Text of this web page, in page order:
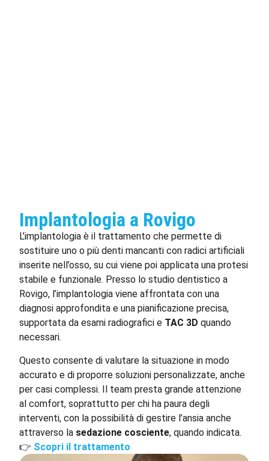
Implantologia a Rovigo
L’implantologia è il trattamento che permette di
sostituire uno o più denti mancanti con radici artificiali
inserite nell’osso, su cui viene poi applicata una protesi
stabile e funzionale. Presso lo studio dentistico a
Rovigo, l’implantologia viene affrontata con una
diagnosi approfondita e una pianificazione precisa,
supportata da esami radiografici e TAC 3D quando
necessari.
Questo consente di valutare la situazione in modo
accurato e di proporre soluzioni personalizzate, anche
per casi complessi. Il team presta grande attenzione
al comfort, soprattutto per chi ha paura degli
interventi, con la possibilità di gestire l’ansia anche
attraverso la sedazione cosciente, quando indicata.
👉 Scopri il trattamento